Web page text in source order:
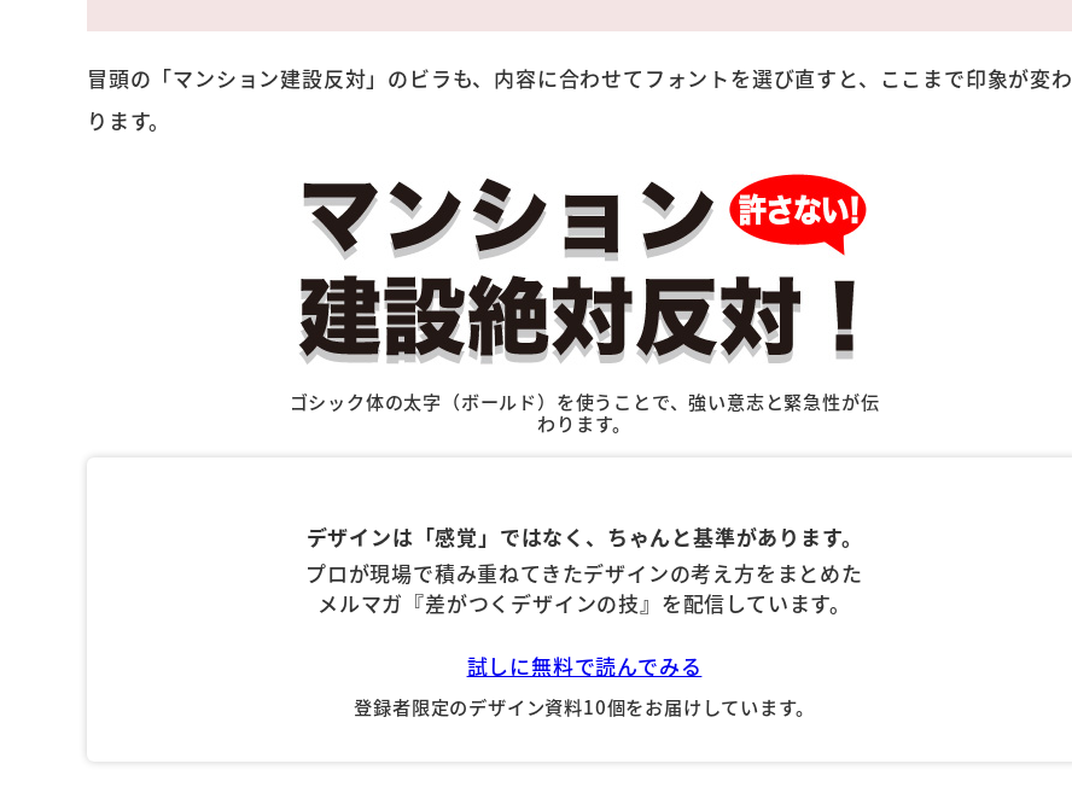
冒頭の「マンション建設反対」のビラも、内容に合わせてフォントを選び直すと、ここまで印象が変わ
ります。
ゴシック体の太字（ボールド）を使うことで、強い意志と緊急性が伝
わります。
デザインは「感覚」ではなく、ちゃんと基準があります。
プロが現場で積み重ねてきたデザインの考え方をまとめた
メルマガ『差がつくデザインの技』を配信しています。
試しに無料で読んでみる
登録者限定のデザイン資料10個をお届けしています。